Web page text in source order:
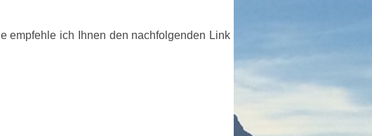
empfehle ich Ihnen den nachfolgenden Link